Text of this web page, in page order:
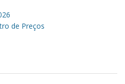
de Preços